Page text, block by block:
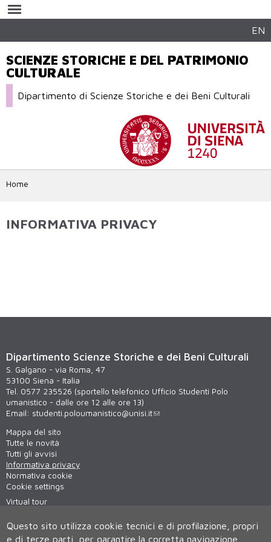
contenuto
EN
SCIENZE STORICHE E DEL PATRIMONIO
CULTURALE
Dipartimento di Scienze Storiche e dei Beni Culturali
Home
INFORMATIVA PRIVACY
Dipartimento Scienze Storiche e dei Beni Culturali
S. Galgano - via Roma, 47
53100 Siena - Italia
Tel. 0577 235526 (sportello telefonico Ufficio Studenti Polo
umanistico - dalle ore 12 alle ore 13)
Email: studenti.poloumanistico@unisi.it
Mappa del sito
Tutte le novità
Tutti gli avvisi
Informativa privacy
Normativa cookie
Cookie settings
Virtual tour
Questo sito utilizza cookie tecnici e di profilazione, propri
e di terze parti, per garantire la corretta navigazione,